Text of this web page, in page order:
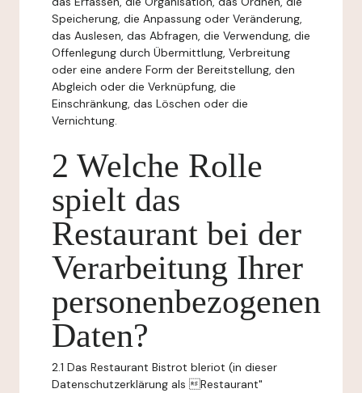
Speicherung, die Anpassung oder Veränderung,
das Auslesen, das Abfragen, die Verwendung, die
Offenlegung durch Übermittlung, Verbreitung
oder eine andere Form der Bereitstellung, den
Abgleich oder die Verknüpfung, die
Einschränkung, das Löschen oder die
Vernichtung.
2 Welche Rolle
spielt das
Restaurant bei der
Verarbeitung Ihrer
personenbezogenen
Daten?
2.1 Das Restaurant Bistrot bleriot (in dieser
Datenschutzerklärung als Restaurant"